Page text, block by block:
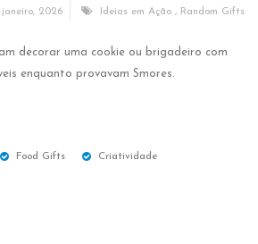
2026 Ideias em Ação , Random Gifts
decorar uma cookie ou brigadeiro com
enquanto provavam Smores.
Food Gifts Criatividade